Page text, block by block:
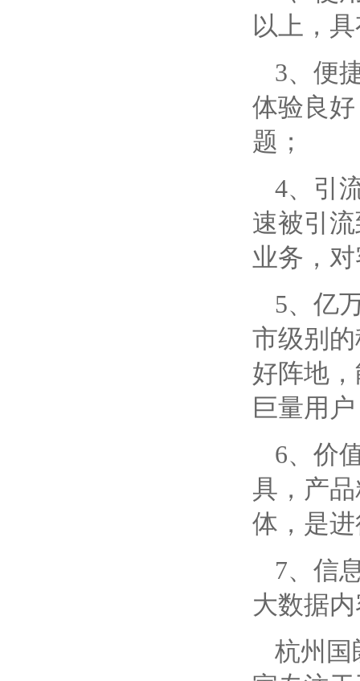
以上，
3、便
体验良
题；
4、引
速被引
业务，
5、亿
市级别
好阵地
巨量用
6、价
具，产
体，是
7、信
大数据
杭州